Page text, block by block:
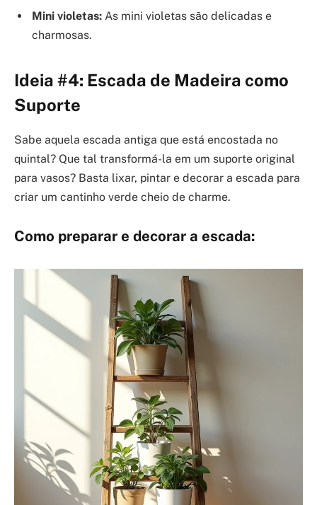
Mini violetas: As mini violetas são delicadas e
charmosas.
Ideia #4: Escada de Madeira como
Suporte
Sabe aquela escada antiga que está encostada no
quintal? Que tal transformá-la em um suporte original
para vasos? Basta lixar, pintar e decorar a escada para
criar um cantinho verde cheio de charme.
Como preparar e decorar a escada: